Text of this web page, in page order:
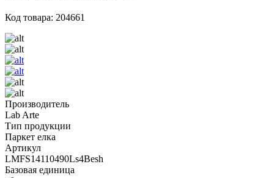
Код товара: 204661
Производитель
Lab Arte
Тип продукции
Паркет елка
Артикул
LMFS14110490Ls4Besh
Базовая единица